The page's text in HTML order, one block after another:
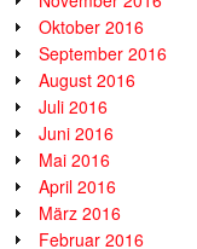
Oktober 2016
September 2016
August 2016
Juli 2016
Juni 2016
Mai 2016
April 2016
März 2016
Februar 2016